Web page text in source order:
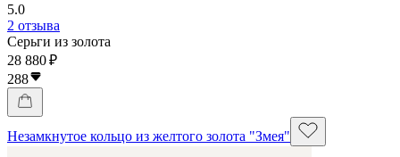
5.0
2 отзыва
Серьги из золота
28 880 ₽
288
Незамкнутое кольцо из желтого золота "Змея"